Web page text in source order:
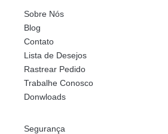
Sobre Nós
Blog
Contato
Lista de Desejos
Rastrear Pedido
Trabalhe Conosco
Donwloads
Segurança